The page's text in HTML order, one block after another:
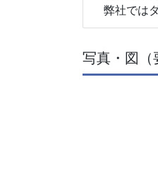
弊社ではダ
写真・図（